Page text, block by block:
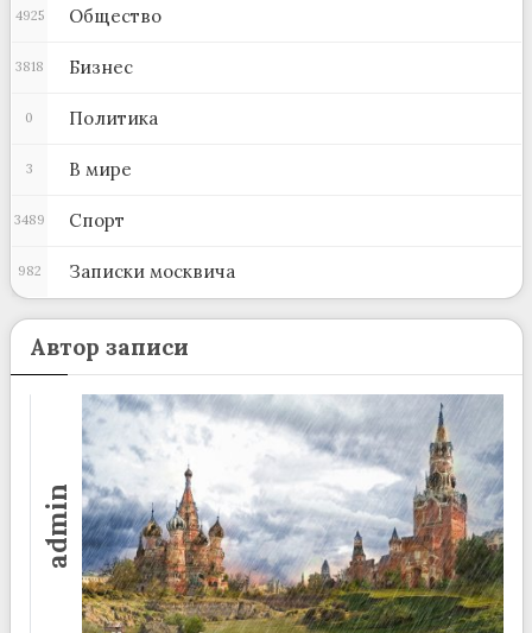
Общество
4925
Бизнес
3818
Политика
0
В мире
3
Спорт
3489
Записки москвича
982
Автор записи
admin